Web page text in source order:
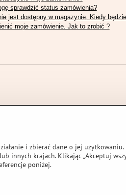
sprawdzić status zamówienia?
jest dostępny w magazynie. Kiedy
moje zamówienie. Jak to zrobić ?
i zbierać dane o jej
innych krajach. Klikając „Akceptuj
poniżej.